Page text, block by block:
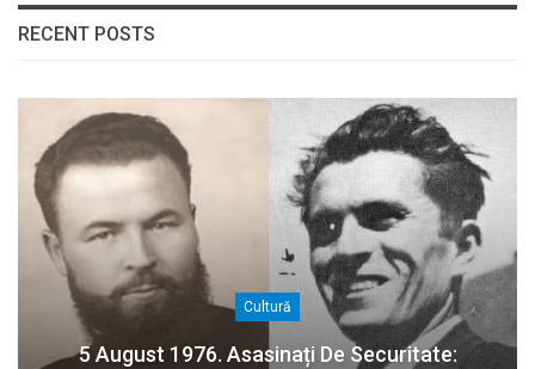
RECENT POSTS
Cultură
5 August 1976. Asasinați De Securitate: